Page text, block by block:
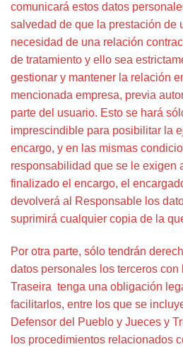
comunicará estos datos
salvedad de que la prestación de
necesidad de una relación
de tratamiento y ello sea
gestionar y mantener la relación
mencionada empresa, previa
parte del usuario. Esto se hará
imprescindible para posibilitar la
encargo, y en las mismas
responsabilidad que se le exigen
finalizado el encargo, el
devolverá al Responsable los
suprimirá cualquier copia de la
Por otra parte, sólo tendrán
datos personales los terceros
Traseira tenga una obligación
facilitarlos, entre los que se
Defensor del Pueblo y Jueces y
los procedimientos relacionados